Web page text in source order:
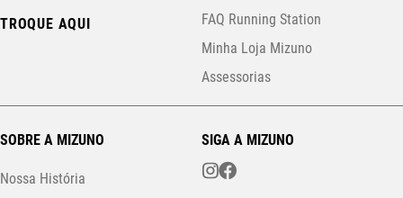
TROQUE AQUI
FAQ Running Station
Minha Loja Mizuno
Assessorias
SOBRE A MIZUNO
Nossa História
SIGA A MIZUNO